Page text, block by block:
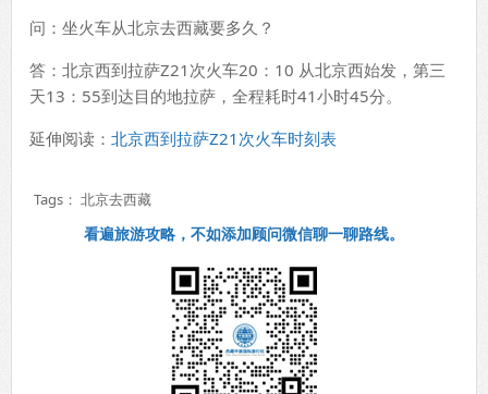
问：坐火车从北京去西藏要多久？
答：北京西到拉萨Z21次火车20：10 从北京西始发，第三
天13：55到达目的地拉萨，全程耗时41小时45分。
延伸阅读： 北京西到拉萨Z21次火车时刻表
Tags： 北京去西藏
看遍旅游攻略，不如添加顾问微信聊一聊路线。